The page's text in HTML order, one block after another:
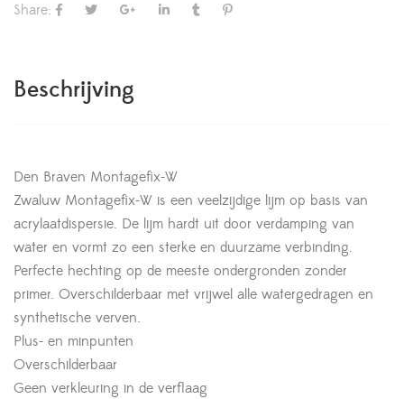
Share:
Beschrijving
Den Braven Montagefix-W
Zwaluw Montagefix-W is een veelzijdige lijm op basis van
acrylaatdispersie. De lijm hardt uit door verdamping van
water en vormt zo een sterke en duurzame verbinding.
Perfecte hechting op de meeste ondergronden zonder
primer. Overschilderbaar met vrijwel alle watergedragen en
synthetische verven.
Plus- en minpunten
Overschilderbaar
Geen verkleuring in de verflaag